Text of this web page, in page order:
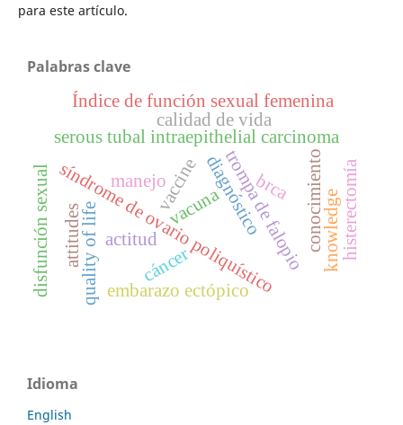
para este artículo.
Palabras clave
brca
trompa de falopio
serous tubal intraepithelial carcinoma
síndrome de ovario poliquístico
calidad de vida
disfunción sexual
Índice de función sexual femenina
quality of life vacuna conocimiento
actitud
vaccine
knowledge
attitudes
embarazo ectópico
histerectomía
diagnóstico
cáncer
manejo
Idioma
English